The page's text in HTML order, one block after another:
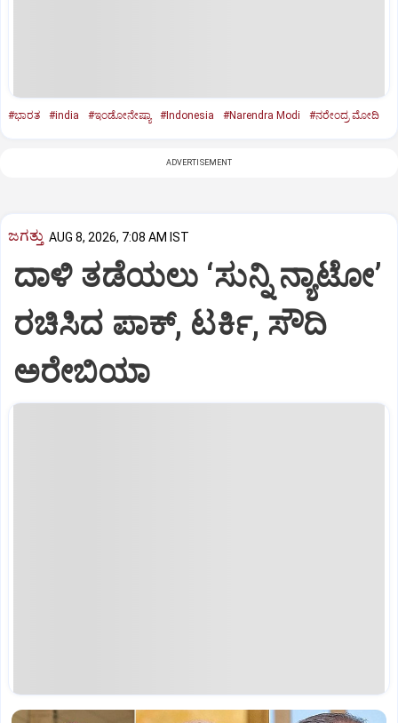
#ಭಾರತ #india #ಇಂಡೋನೇಷ್ಯಾ #Indonesia #Narendra Modi #ನರೇಂದ್ರ ಮೋದಿ
ADVERTISEMENT
ಜಗತ್ತು AUG 8, 2026, 7:08 AM IST
ದಾಳಿ ತಡೆಯಲು ‘ಸುನ್ನಿ ನ್ಯಾಟೋ’
ರಚಿಸಿದ ಪಾಕ್‌, ಟರ್ಕಿ, ಸೌದಿ
ಅರೇಬಿಯಾ